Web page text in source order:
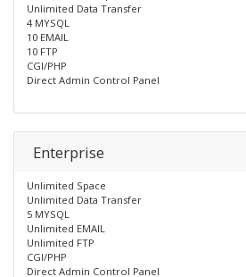
Unlimited Data Transfer
4 MYSQL
10 EMAIL
10 FTP
CGI/PHP
Direct Admin Control Panel
Enterprise
Unlimited Space
Unlimited Data Transfer
5 MYSQL
Unlimited EMAIL
Unlimited FTP
CGI/PHP
Direct Admin Control Panel